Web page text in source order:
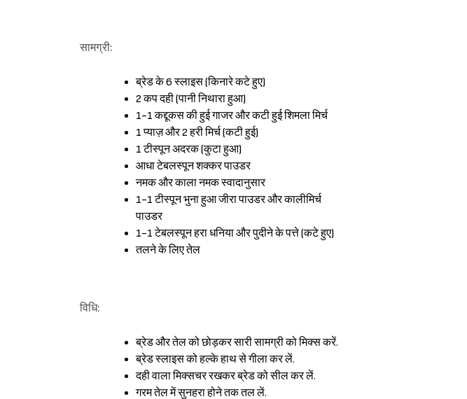
सामग्री:
ब्रेड के 6 स्लाइस (किनारे कटे हुए)
2 कप दही (पानी निथारा हुआ)
1-1 कद्दूकस की हुई गाजर और कटी हुई शिमला मिर्च
1 प्याज़ और 2 हरी मिर्च (कटी हुई)
1 टीस्पून अदरक (कुटा हुआ)
आधा टेबलस्पून शक्कर पाउडर
नमक और काला नमक स्वादानुसार
1-1 टीस्पून भुना हुआ जीरा पाउडर और कालीमिर्च
पाउडर
1-1 टेबलस्पून हरा धनिया और पुदीने के पत्ते (कटे हुए)
तलने के लिए तेल
विधि:
ब्रेड और तेल को छोड़कर सारी सामग्री को मिक्स करें.
ब्रेड स्लाइस को हल्के हाथ से गीला कर लें.
दही वाला मिक्सचर रखकर ब्रेड को सील कर लें.
गरम तेल में सुनहरा होने तक तल लें.